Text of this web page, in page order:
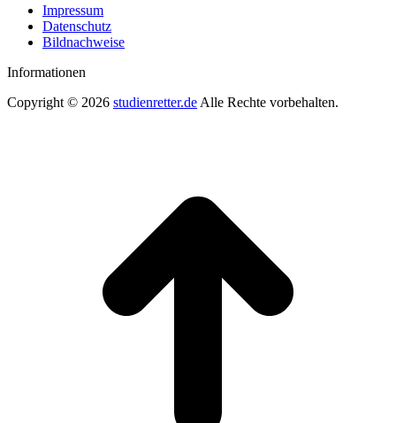
Impressum
Datenschutz
Bildnachweise
Informationen
Copyright © 2026 studienretter.de Alle Rechte vorbehalten.